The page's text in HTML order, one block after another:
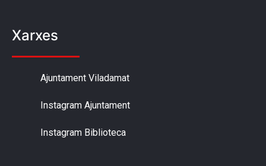
Xarxes
Ajuntament Viladamat
Instagram Ajuntament
Instagram Biblioteca